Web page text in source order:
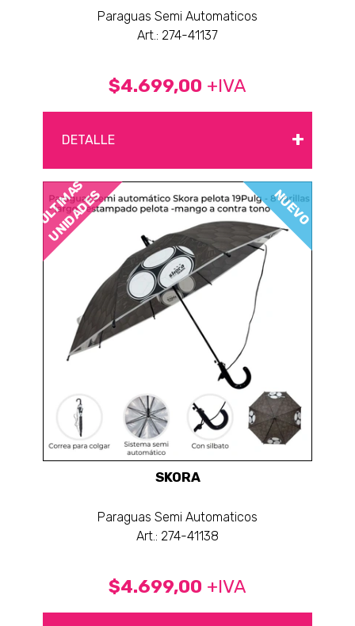
Paraguas Semi Automaticos
Art.: 274-41137
$4.699,00 +IVA
DETALLE +
ÚLTIMAS
UNIDADES NUEVO
SKORA
Paraguas Semi Automaticos
Art.: 274-41138
$4.699,00 +IVA